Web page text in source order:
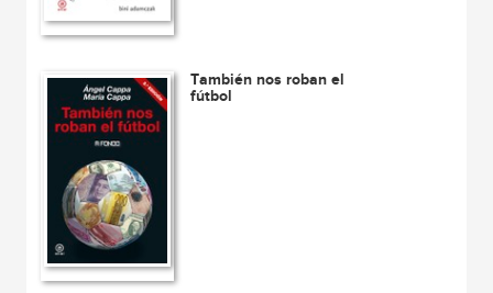
También nos roban el
fútbol